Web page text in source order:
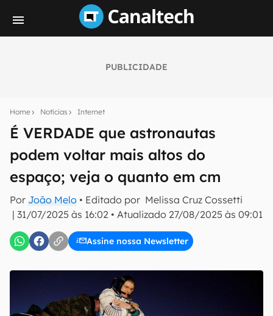
PUBLICIDADE
Home Notícias Internet
É VERDADE que astronautas
podem voltar mais altos do
espaço; veja o quanto em cm
Por João Melo • Editado por Melissa Cruz Cossetti
| 31/07/2025 às 16:02 • Atualizado 27/08/2025 às 09:01
Assine nossa Newsletter
notícias e reviews sobre tecnologia em primeira
mão.
E-mail
inscreva-se
Confirmo que li, aceito e concordo com os Termos de
Uso e Política de Privacidade do Canaltech.